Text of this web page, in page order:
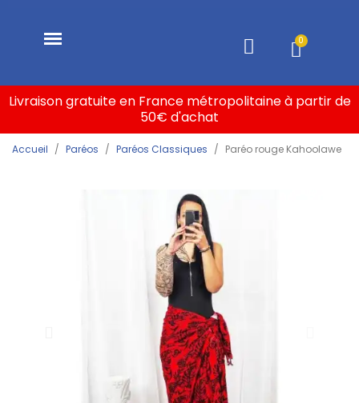
Livraison gratuite en France métropolitaine à partir de
50€ d'achat
Accueil Paréos Paréos Classiques Paréo rouge Kahoolawe